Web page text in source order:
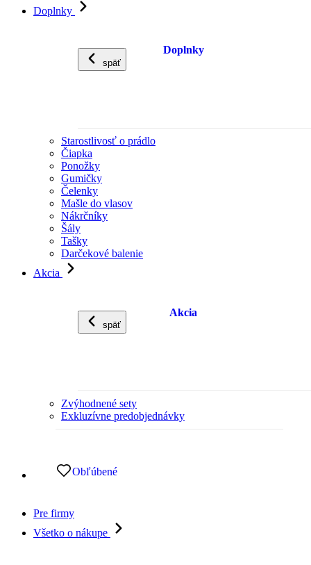
Doplnky
späť
Doplnky
Starostlivosť o prádlo
Čiapka
Ponožky
Gumičky
Čelenky
Mašle do vlasov
Nákrčníky
Šály
Tašky
Darčekové balenie
Akcia
späť
Akcia
Zvýhodnené sety
Exkluzívne predobjednávky
Obľúbené
Pre firmy
Všetko o nákupe